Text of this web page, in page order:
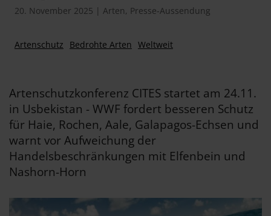
20. November 2025 | Arten, Presse-Aussendung
Artenschutz Bedrohte Arten Weltweit
Artenschutzkonferenz CITES startet am 24.11.
in Usbekistan - WWF fordert besseren Schutz
für Haie, Rochen, Aale, Galapagos-Echsen und
warnt vor Aufweichung der
Handelsbeschränkungen mit Elfenbein und
Nashorn-Horn